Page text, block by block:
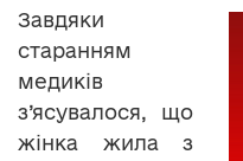
Завдяки
старанням
медиків
з’ясувалося, що
жінка жила з